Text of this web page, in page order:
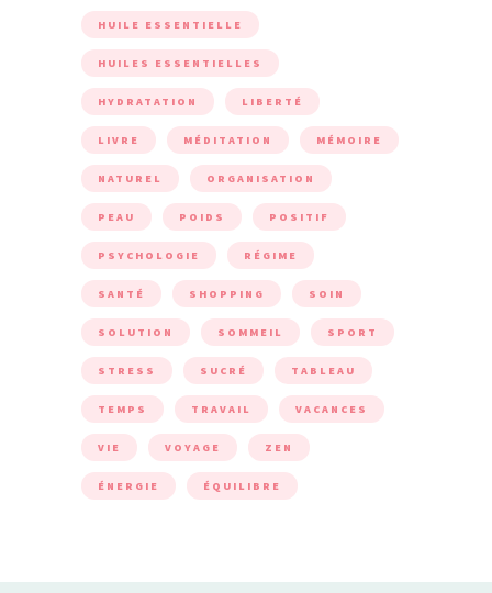
HUILE ESSENTIELLE
HUILES ESSENTIELLES
HYDRATATION LIBERTÉ
LIVRE MÉDITATION MÉMOIRE
NATUREL ORGANISATION
PEAU POIDS POSITIF
PSYCHOLOGIE RÉGIME
SANTÉ SHOPPING SOIN
SOLUTION SOMMEIL SPORT
STRESS SUCRÉ TABLEAU
TEMPS TRAVAIL VACANCES
VIE VOYAGE ZEN
ÉNERGIE ÉQUILIBRE